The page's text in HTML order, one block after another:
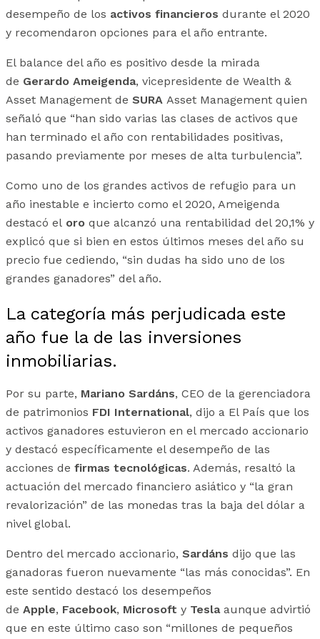
desempeño de los activos financieros durante el 2020
y recomendaron opciones para el año entrante.
El balance del año es positivo desde la mirada
de Gerardo Ameigenda, vicepresidente de Wealth &
Asset Management de SURA Asset Management quien
señaló que “han sido varias las clases de activos que
han terminado el año con rentabilidades positivas,
pasando previamente por meses de alta turbulencia”.
Como uno de los grandes activos de refugio para un
año inestable e incierto como el 2020, Ameigenda
destacó el oro que alcanzó una rentabilidad del 20,1% y
explicó que si bien en estos últimos meses del año su
precio fue cediendo, “sin dudas ha sido uno de los
grandes ganadores” del año.
La categoría más perjudicada este
año fue la de las inversiones
inmobiliarias.
Por su parte, Mariano Sardáns, CEO de la gerenciadora
de patrimonios FDI International, dijo a El País que los
activos ganadores estuvieron en el mercado accionario
y destacó específicamente el desempeño de las
acciones de firmas tecnológicas. Además, resaltó la
actuación del mercado financiero asiático y “la gran
revalorización” de las monedas tras la baja del dólar a
nivel global.
Dentro del mercado accionario, Sardáns dijo que las
ganadoras fueron nuevamente “las más conocidas”. En
este sentido destacó los desempeños
de Apple, Facebook, Microsoft y Tesla aunque advirtió
que en este último caso son “millones de pequeños